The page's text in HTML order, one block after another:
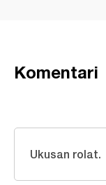
Komentari
Ukusan rolat.